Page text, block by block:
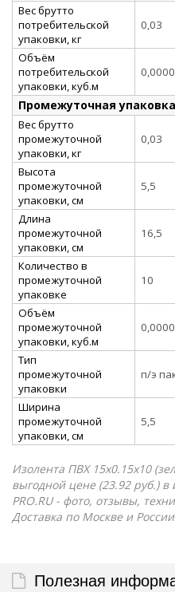
Вес брутто
потребительской
упаковки, кг
0,03
Объём
потребительской
упаковки, куб.м
Промежуточная упаковка
Вес брутто
промежуточной
упаковки, кг
0,03
Высота
промежуточной
упаковки, см
5,5
Длина
промежуточной
упаковки, см
16,5
Количество в
промежуточной
упаковке
10
Объём
промежуточной
упаковки, куб.м
Тип
промежуточной
упаковки
п/э
Ширина
промежуточной
упаковки, см
5,5
Изолента ПВХ 15х0.15х10
выгодной цене (23.92 руб.)
PRO.RU - фото, отзывы,
Доставка по Москве и России
Полезная